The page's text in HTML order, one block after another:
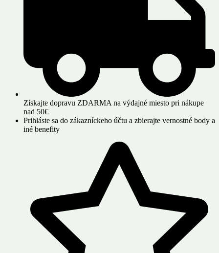
Získajte dopravu ZDARMA na výdajné miesto pri nákupe
nad 50€
Prihláste sa do zákazníckeho účtu a zbierajte vernostné body a
iné benefity